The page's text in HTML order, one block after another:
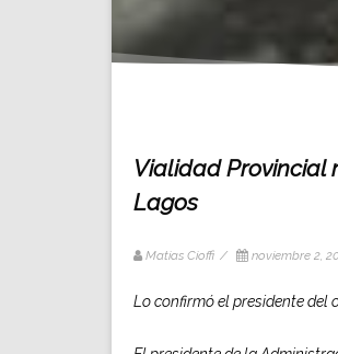
Vialidad Provincial
Lagos
Matias Cioffi / noviembre 2,
Lo confirmó el presidente del